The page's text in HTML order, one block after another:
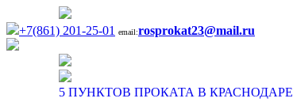
+7(861) 201-25-01 email:rosprokat23@mail.ru
5 ПУНКТОВ ПРОКАТА В КРАСНОДАРЕ